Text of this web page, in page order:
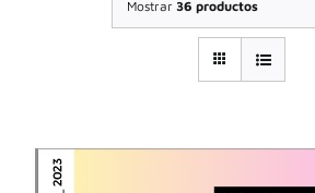
CONTACTO
Mostrar 36 productos